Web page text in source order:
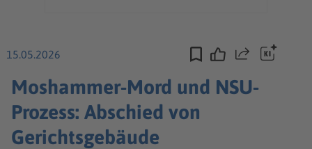
15.05.2026 Teilen
Moshammer-Mord und NSU-
Prozess: Abschied von
Gerichtsgebäude